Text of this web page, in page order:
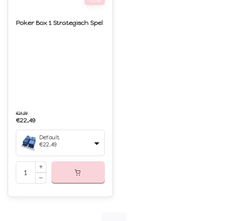
Poker Box 1 Strategisch Spel
€24,99
€22,49
Default
€22,49